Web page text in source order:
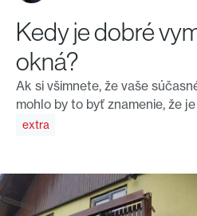
Kedy je dobré
okná?
Ak si všimnete, že vaše
mohlo by to byť znamenie, že
extra